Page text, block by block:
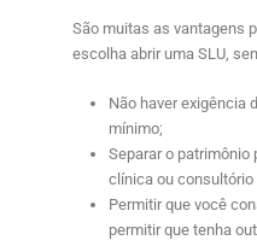
São muitas as vantagens
escolha abrir uma SLU,
Não haver exigência
mínimo;
Separar o patrimônio
clínica ou consultório
Permitir que você
permitir que tenha